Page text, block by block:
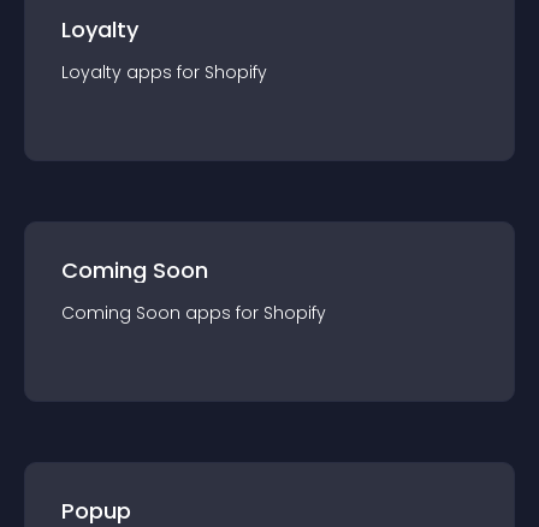
Loyalty
Loyalty apps for Shopify
Coming Soon
Coming Soon apps for Shopify
Popup